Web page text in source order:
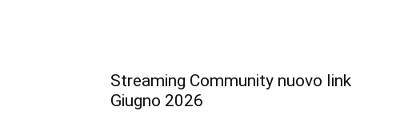
Streaming Community nuovo link
Giugno 2026